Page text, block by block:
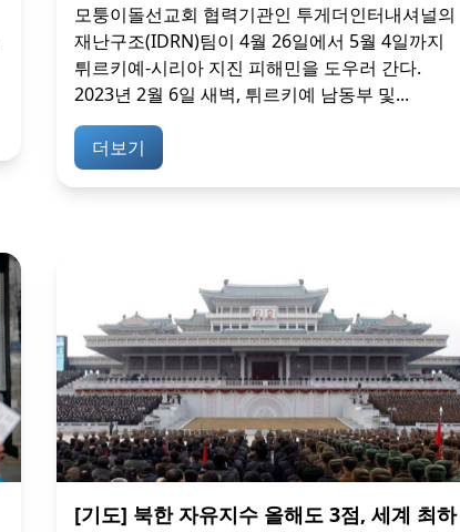
모퉁이돌선교회 협력기관인 투게더인터내셔널의
재난구조(IDRN)팀이 4월 26일에서 5월 4일까지
튀르키예-시리아 지진 피해민을 도우러 간다.
2023년 2월 6일 새벽, 튀르키예 남동부 및...
더보기
[기도] 북한 자유지수 올해도 3점, 세계 최하